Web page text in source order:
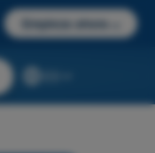
Empieza ahora